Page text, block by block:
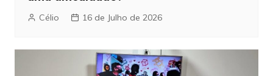
Célio 16 de Julho de 2026